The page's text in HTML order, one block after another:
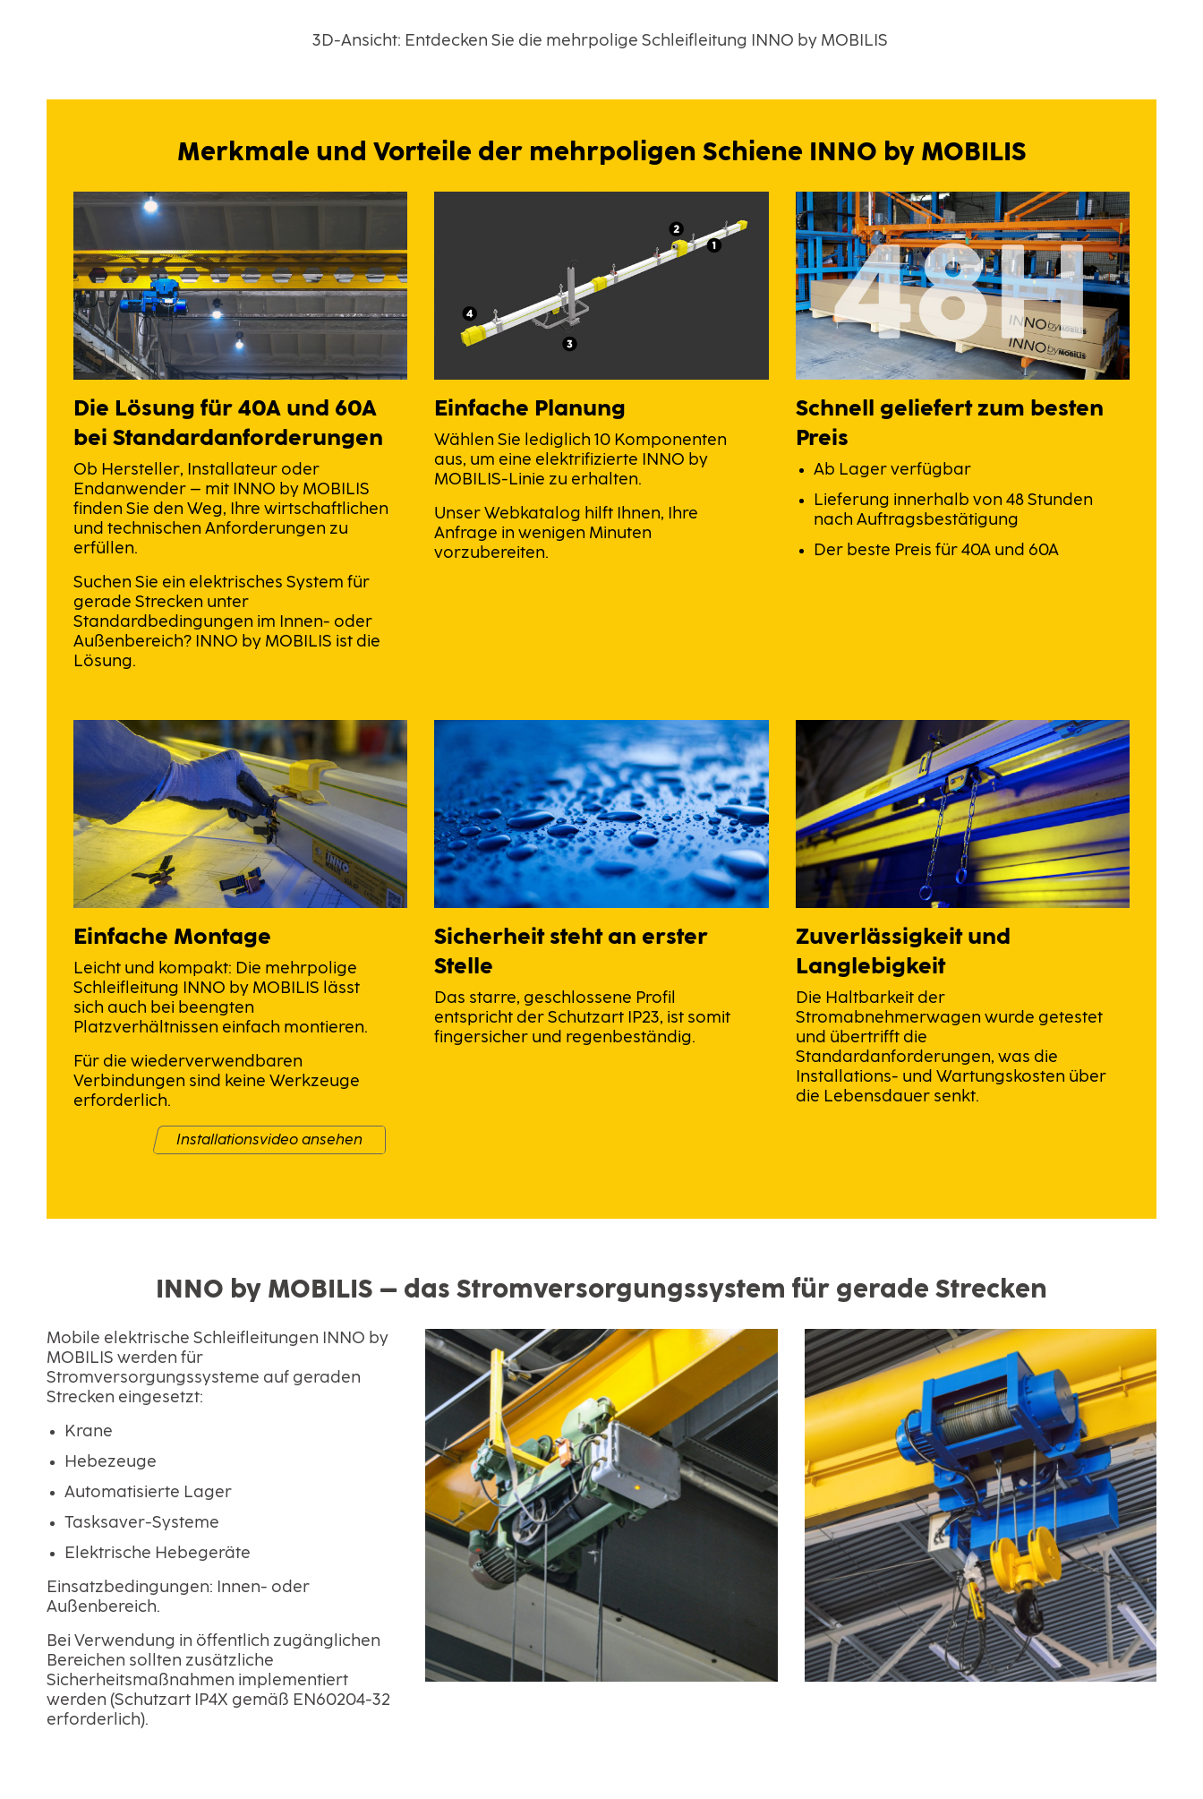
3D-Ansicht: Entdecken Sie die mehrpolige Schleifleitung INNO by MOBILIS
Merkmale und Vorteile der mehrpoligen Schiene INNO by MOBILIS
Die Lösung für 40A und 60A
bei Standardanforderungen
Ob Hersteller, Installateur oder
Endanwender – mit INNO by MOBILIS
finden Sie den Weg, Ihre wirtschaftlichen
und technischen Anforderungen zu
erfüllen.
Suchen Sie ein elektrisches System für
gerade Strecken unter
Standardbedingungen im Innen- oder
Außenbereich? INNO by MOBILIS ist die
Lösung.
Einfache Planung
Wählen Sie lediglich 10 Komponenten
aus, um eine elektrifizierte INNO by
MOBILIS-Linie zu erhalten.
Unser Webkatalog hilft Ihnen, Ihre
Anfrage in wenigen Minuten
vorzubereiten.
Schnell geliefert zum besten
Preis
Ab Lager verfügbar
Lieferung innerhalb von 48 Stunden
nach Auftragsbestätigung
Der beste Preis für 40A und 60A
Einfache Montage
Leicht und kompakt: Die mehrpolige
Schleifleitung INNO by MOBILIS lässt
sich auch bei beengten
Platzverhältnissen einfach montieren.
Für die wiederverwendbaren
Verbindungen sind keine Werkzeuge
erforderlich.
Installationsvideo ansehen
Sicherheit steht an erster
Stelle
Das starre, geschlossene Profil
entspricht der Schutzart IP23, ist somit
fingersicher und regenbeständig.
Zuverlässigkeit und
Langlebigkeit
Die Haltbarkeit der
Stromabnehmerwagen wurde getestet
und übertrifft die
Standardanforderungen, was die
Installations- und Wartungskosten über
die Lebensdauer senkt.
INNO by MOBILIS – das Stromversorgungssystem für gerade Strecken
Mobile elektrische Schleifleitungen INNO by
MOBILIS werden für
Stromversorgungssysteme auf geraden
Strecken eingesetzt:
Krane
Hebezeuge
Automatisierte Lager
Tasksaver-Systeme
Elektrische Hebegeräte
Einsatzbedingungen: Innen- oder
Außenbereich.
Bei Verwendung in öffentlich zugänglichen
Bereichen sollten zusätzliche
Sicherheitsmaßnahmen implementiert
werden (Schutzart IP4X gemäß EN60204-32
erforderlich).